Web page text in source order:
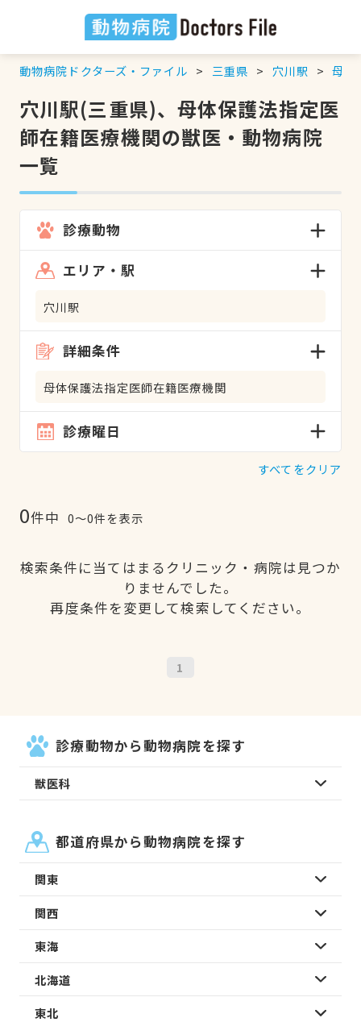
動物病院ドクターズ・ファイル 三重県 穴川駅 母体
穴川駅(三重県)、母体保護法指定医
師在籍医療機関の獣医・動物病院
一覧
診療動物
エリア・駅
穴川駅
詳細条件
母体保護法指定医師在籍医療機関
診療曜日
すべてをクリア
0件中 0〜0件を表示
検索条件に当てはまるクリニック・病院は見つか
りませんでした。
再度条件を変更して検索してください。
1
診療動物から動物病院を探す
獣医科
都道府県から動物病院を探す
関東
関西
東海
北海道
東北